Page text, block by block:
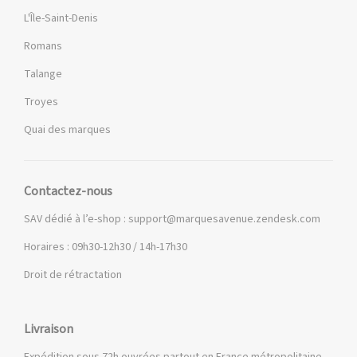
L'Île-Saint-Denis
Romans
Talange
Troyes
Quai des marques
Contactez-nous
SAV dédié à l’e-shop : support@marquesavenue.zendesk.com
Horaires : 09h30-12h30 / 14h-17h30
Droit de rétractation
Livraison